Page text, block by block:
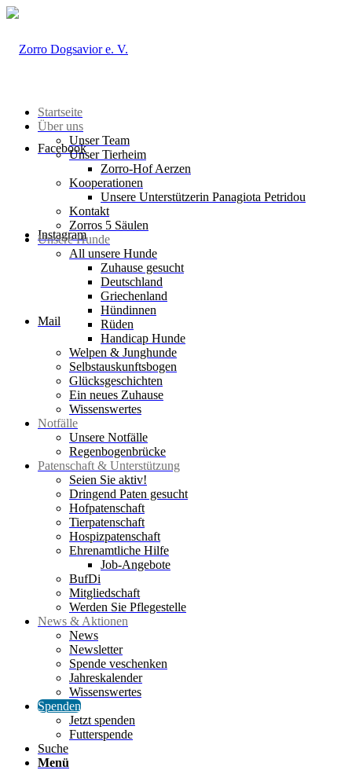
Facebook
Instagram
Mail
Startseite
Über uns
Unser Team
Unser Tierheim
Zorro-Hof Aerzen
Kooperationen
Unsere Unterstützerin Panagiota Petridou
Kontakt
Zorros 5 Säulen
Unsere Hunde
All unsere Hunde
Zuhause gesucht
Deutschland
Griechenland
Hündinnen
Rüden
Handicap Hunde
Welpen & Junghunde
Selbstauskunftsbogen
Glücksgeschichten
Ein neues Zuhause
Wissenswertes
Notfälle
Unsere Notfälle
Regenbogenbrücke
Patenschaft & Unterstützung
Seien Sie aktiv!
Dringend Paten gesucht
Hofpatenschaft
Tierpatenschaft
Hospizpatenschaft
Ehrenamtliche Hilfe
Job-Angebote
BufDi
Mitgliedschaft
Werden Sie Pflegestelle
News & Aktionen
News
Newsletter
Spende veschenken
Jahreskalender
Wissenswertes
Spenden
Jetzt spenden
Futterspende
Suche
Menü